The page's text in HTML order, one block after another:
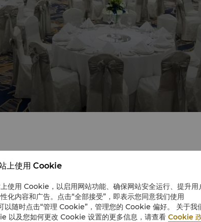
编写童话起航
们精心为您准备的婚宴包价，轻松无忧地筹备梦想中的婚宴。
索取建议书
上使用 Cookie
使用 Cookie，以启用网站功能、确保网站安全运行、提升用
化内容和广告。点击“全部接受”，即表示您同意我们使用
以随时点击“管理 Cookie”，管理您的 Cookie 偏好。 关于我
以及您如何更改 Cookie 设置的更多信息，请查看 Cookie